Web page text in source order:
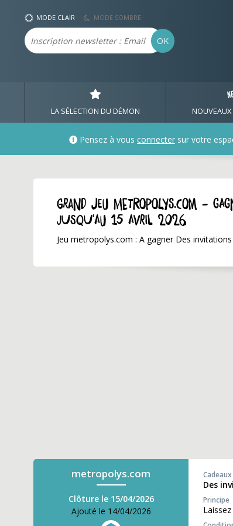
MODE CLAIR MODE SOMBRE
Email OK
LA SÉLECTION DU DÉMON
Pensez à vous connecter sur votre
GRAND JEU metropolys.com -
jusqu'au 15 avril 2026
Jeu metropolys.com : A gagner Des
metropolys.com
Clôture le 15/04/2026
Ajouté le 14/04/2026
Des
Principe